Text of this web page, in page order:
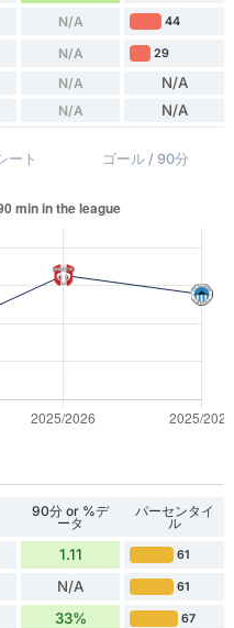
N/A 44
N/A 29
N/A N/A
N/A N/A
ート ゴール / 90分
90分 or %デ
ータ
パーセンタイ
ル
1.11 61
N/A 61
33% 67